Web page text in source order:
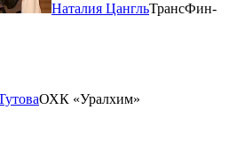
Наталия ЦангльТрансФин-
ОХК «Уралхим»